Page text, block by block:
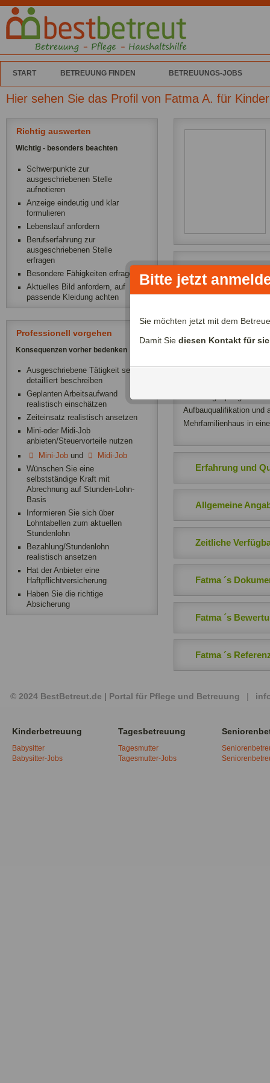
START BETREUUNG FINDEN BETREUUNGS-JOBS
Hier sehen Sie das Profil von Fatma A. für
Richtig auswerten
Wichtig - besonders beachten
Schwerpunkte zur
ausgeschriebenen Stelle
aufnotieren
Anzeige eindeutig und klar
formulieren
Lebenslauf anfordern
Berufserfahrung zur
ausgeschriebenen Stelle
erfragen
Besondere Fähigkeiten erfragen
Aktuelles Bild anfordern, auf
passende Kleidung achten
Professionell vorgehen
Konsequenzen vorher bedenken
Ausgeschriebene Tätigkeit sehr
detailliert beschreiben
Geplanten Arbeitsaufwand
realistisch einschätzen
Zeiteinsatz realistisch ansetzen
Mini-oder Midi-Job
anbieten/Steuervorteile nutzen
Mini-Jobund
Midi-Job
Wünschen Sie eine
selbstständige Kraft mit
Abrechnung auf Stunden-Lohn-
Basis
Informieren Sie sich über
Lohntabellen zum aktuellen
Stundenlohn
Bezahlung/Stundenlohn
realistisch ansetzen
Hat der Anbieter eine
Haftpflichtversicherung
Haben Sie die richtige
Absicherung
Ich kann gleichzeitig
Über mich:
Hallo liebe Familien,
Aufbauqualifikation und
Mehrfamilienhaus in
Erfahrung und
Allgemeine
Zeitliche
Fatma ´s
Fatma ´s
Fatma ´s
© 2024 BestBetreut.de | Portal für Pflege und Betreuung |
Kinderbetreuung
Babysitter
Babysitter-Jobs
Tagesbetreuung
Tagesmutter
Tagesmutter-Jobs
Bitte jetzt
Sie möchten jetzt mit dem
Damit Sie diesen Kontakt für